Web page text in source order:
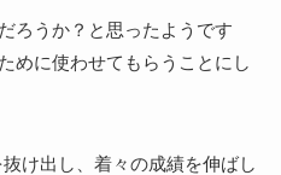
ろうか？と思ったようです
めに使わせてもらうことにし
け出し、着々の成績を伸ばし